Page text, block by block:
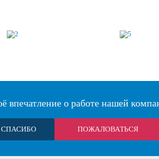
впечатление о работе нашей
СПАСИБО ПОЖАЛОВАТЬСЯ